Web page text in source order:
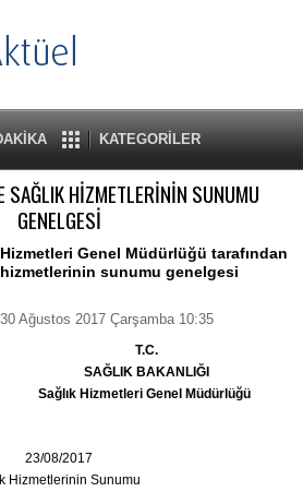
KATEGORİLER
SAĞLIK HİZMETLERİNİN SUNUMU
GENELGESİ
Hizmetleri Genel Müdürlüğü tarafından
sunumu genelgesi
30 Ağustos 2017 Çarşamba 10:35
T.C.
SAĞLIK BAKANLIĞI
Sağlık Hizmetleri Genel Müdürlüğü
23/08/2017
Hizmetlerinin Sunumu